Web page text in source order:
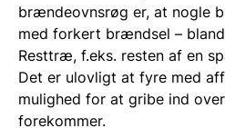
brændeovnsrøg er, at nogle
med forkert brændsel –
Resttræ, f.eks. resten af en
Det er ulovligt at fyre med
mulighed for at gribe ind
forekommer.